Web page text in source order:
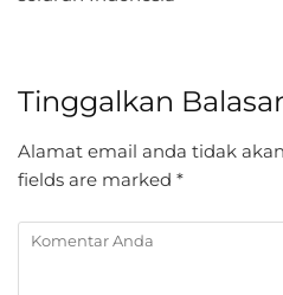
Tinggalkan
Alamat email anda tidak
fields are marked *